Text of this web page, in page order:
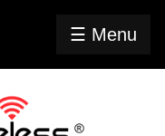
☰ Menu